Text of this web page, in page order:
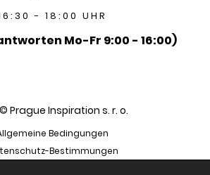
- 18:00 UHR
Mo-Fr 9:00 - 16:00)
Prague Inspiration s. r. o.
Bedingungen
Bestimmungen